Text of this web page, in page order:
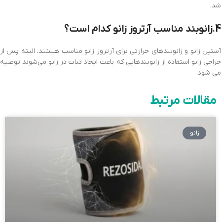
شد.
4.زانوبند مناسب آرتروز زانو کدام است؟
آستین زانو و زانوبندهای حرارتی برای آرتروز زانو مناسب هستند. البته پس از
جراحی زانو استفاده از زانوبندهایی که باعث ایجاد ثبات در زانو می‌شوند توصیه
می شود.
مقالات مرتبط
زانو